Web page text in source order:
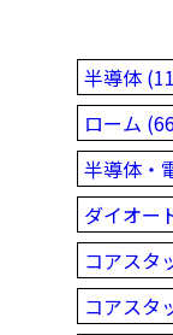
半導体
ローム
半導体・
ダイオー
コアスタ
コアスタ